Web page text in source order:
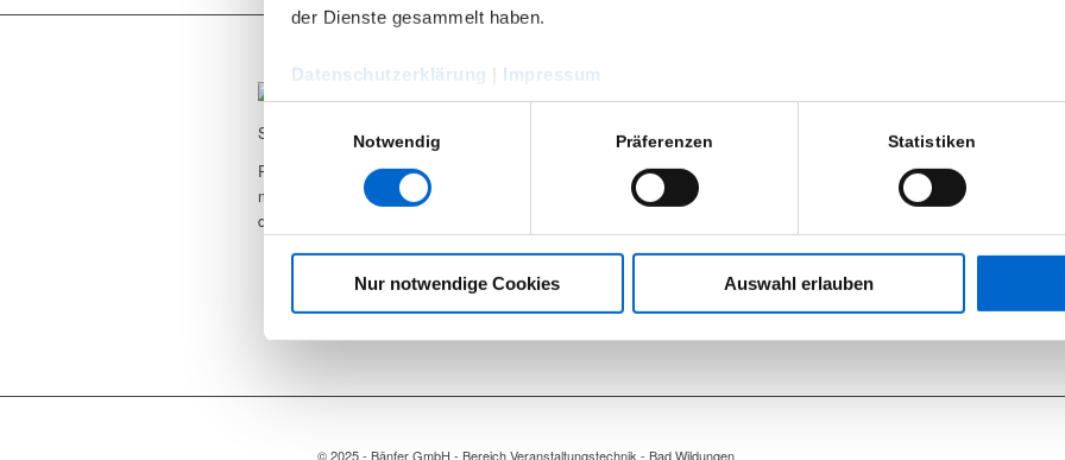
der Dienste gesammelt haben.
Datenschutzerklärung
Impressum
Notwendig Präferenzen Statistiken
Nur notwendige Cookies Auswahl erlauben
Seit 2012 sind wir begeisterter RCF User.
RCF Produkte können Sie bei uns nicht nur
mieten, wir bieten ebenfalls den Support und
den Vertrieb.
8:00 – 16:30 Uhr
Samstag und Sonntag
nach Vereinbarung
Mietpark (geschützter Bereich)
Tel.:
© 2025 - Bänfer GmbH - Bereich Veranstaltungstechnik - Bad Wildungen